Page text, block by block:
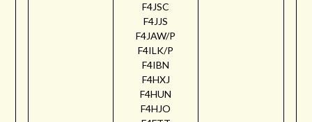
F4JSC
F4JJS
F4JAW/P
F4ILK/P
F4IBN
F4HXJ
F4HUN
F4HJO